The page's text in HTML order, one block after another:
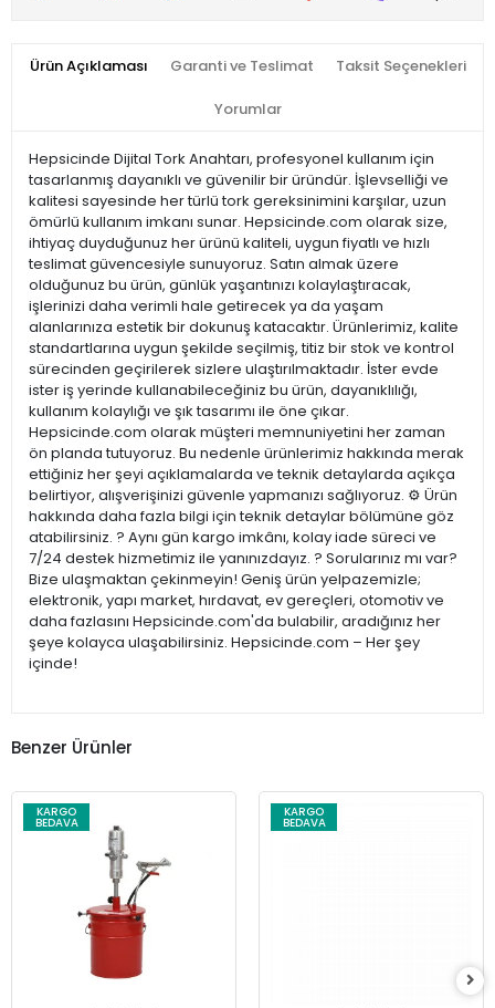
Ürün Açıklaması Garanti ve Teslimat Taksit Seçenekleri
Yorumlar
Hepsicinde Dijital Tork Anahtarı, profesyonel kullanım için
tasarlanmış dayanıklı ve güvenilir bir üründür. İşlevselliği ve
kalitesi sayesinde her türlü tork gereksinimini karşılar, uzun
ömürlü kullanım imkanı sunar. Hepsicinde.com olarak size,
ihtiyaç duyduğunuz her ürünü kaliteli, uygun fiyatlı ve hızlı
teslimat güvencesiyle sunuyoruz. Satın almak üzere
olduğunuz bu ürün, günlük yaşantınızı kolaylaştıracak,
işlerinizi daha verimli hale getirecek ya da yaşam
alanlarınıza estetik bir dokunuş katacaktır. Ürünlerimiz, kalite
standartlarına uygun şekilde seçilmiş, titiz bir stok ve kontrol
sürecinden geçirilerek sizlere ulaştırılmaktadır. İster evde
ister iş yerinde kullanabileceğiniz bu ürün, dayanıklılığı,
kullanım kolaylığı ve şık tasarımı ile öne çıkar.
Hepsicinde.com olarak müşteri memnuniyetini her zaman
ön planda tutuyoruz. Bu nedenle ürünlerimiz hakkında merak
ettiğiniz her şeyi açıklamalarda ve teknik detaylarda açıkça
belirtiyor, alışverişinizi güvenle yapmanızı sağlıyoruz. ⚙️ Ürün
hakkında daha fazla bilgi için teknik detaylar bölümüne göz
atabilirsiniz. ? Aynı gün kargo imkânı, kolay iade süreci ve
7/24 destek hizmetimiz ile yanınızdayız. ? Sorularınız mı var?
Bize ulaşmaktan çekinmeyin! Geniş ürün yelpazemizle;
elektronik, yapı market, hırdavat, ev gereçleri, otomotiv ve
daha fazlasını Hepsicinde.com'da bulabilir, aradığınız her
şeye kolayca ulaşabilirsiniz. Hepsicinde.com – Her şey
içinde!
Benzer Ürünler
KARGO
BEDAVA
KARGO
BEDAVA